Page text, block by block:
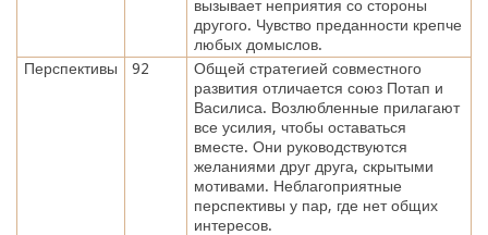
вызывает неприятия со стороны
другого. Чувство преданности крепче
любых домыслов.
Перспективы
92
Общей стратегией совместного
развития отличается союз Потап и
Василиса. Возлюбленные прилагают
все усилия, чтобы оставаться
вместе. Они руководствуются
желаниями друг друга, скрытыми
мотивами. Неблагоприятные
перспективы у пар, где нет общих
интересов.